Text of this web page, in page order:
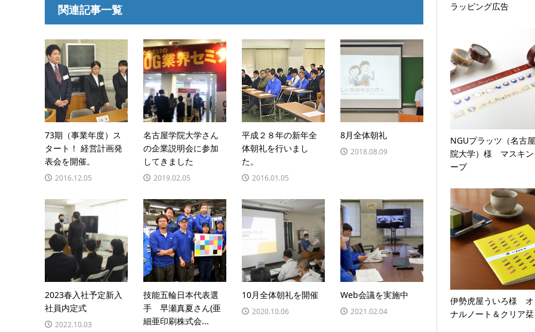
関連記事一覧
73期（事業年度）ス
タート！ 経営計画発
表会を開催。
2016.12.05
名古屋学院大学さん
の企業説明会に参加
してきました
2019.02.05
平成２８年の新年全
体朝礼を行いまし
た。
2016.01.05
8月全体朝礼
2018.08.09
2023春入社予定新入
社員内定式
2022.10.03
技能五輪日本代表選
手 早瀬真夏さん(亜
細亜印刷株式会...
10月全体朝礼を開催
2020.10.06
Web会議を実施中
2021.02.04
ラッピング広告
NGUプラッツ（名古
院大学）様 マスキ
ープ
伊勢虎屋ういろ様
ナルノート＆クリア栞